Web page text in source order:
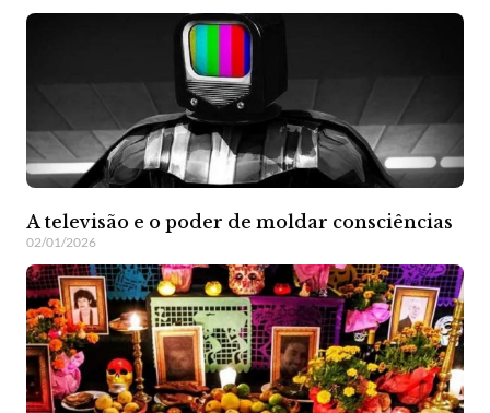
A televisão e o poder de moldar consciências
02/01/2026